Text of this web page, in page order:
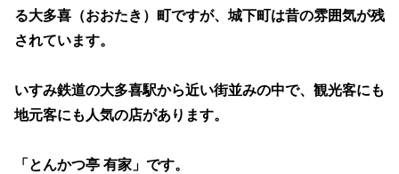
る大多喜（おおたき）町ですが、城下町は昔の雰囲気が残
されています。
いすみ鉄道の大多喜駅から近い街並みの中で、観光客にも
地元客にも人気の店があります。
「とんかつ亭 有家」です。